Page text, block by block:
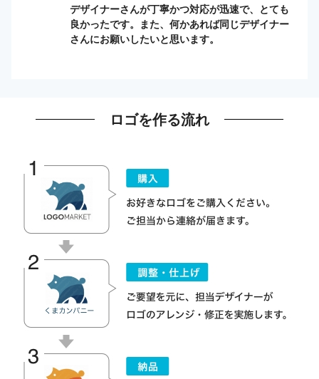
デザイナーさんが丁寧かつ対応が迅速で、とても
良かったです。また、何かあれば同じデザイナー
さんにお願いしたいと思います。
ロゴを作る流れ